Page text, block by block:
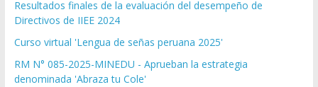
Resultados finales de la evaluación del desempeño de
Directivos de IIEE 2024
Curso virtual 'Lengua de señas peruana 2025'
RM N° 085-2025-MINEDU - Aprueban la estrategia
denominada 'Abraza tu Cole'